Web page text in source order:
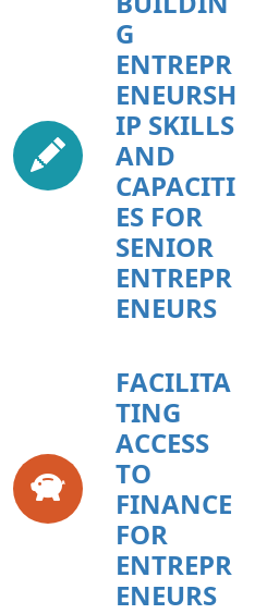
G
ENTREPR
ENEURSH
IP SKILLS
AND
CAPACITI
ES FOR
SENIOR
ENTREPR
ENEURS
FACILITA
TING
ACCESS
TO
FINANCE
FOR
ENTREPR
ENEURS